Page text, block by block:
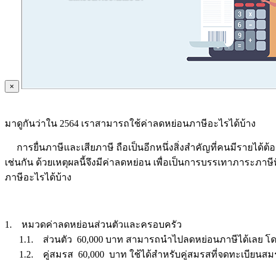
×
มาดูกันว่าใน 2564 เราสามารถใช้ค่าลดหย่อนภาษีอะไรได้บ้าง
การยื่นภาษีและเสียภาษี ถือเป็นอีกหนึ่งสิ่งสำคัญที่คนมีรายได้ต้อ
เช่นกัน ด้วยเหตุผลนี้จึงมีค่าลดหย่อน เพื่อเป็นการบรรเทาภาระภ
ภาษีอะไรได้บ้าง
1. หมวดค่าลดหย่อนส่วนตัวและครอบครัว
1.1. ส่วนตัว 60,000 บาท สามารถนำไปลดหย่อนภาษีได้เลย โด
1.2. คู่สมรส 60,000 บาท ใช้ได้สำหรับคู่สมรสที่จดทะเบียนสม